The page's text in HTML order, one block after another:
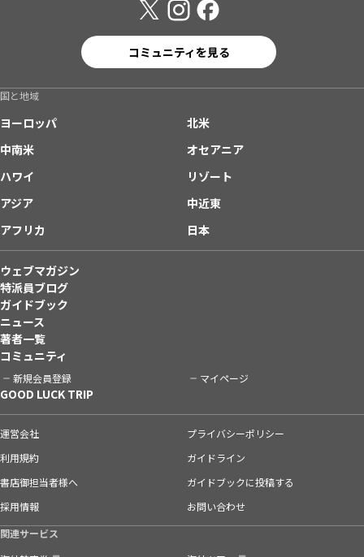
コミュニティを見る
国と地域
ヨーロッパ
北米
中南米
オセアニア
ハワイ
リゾート
アジア
中近東
アフリカ
日本
ウェブマガジン
特派員ブログ
ガイドブック
ニュース
著者一覧
コミュニティ
新規会員登録 マイページ
GOOD LUCK TRIP
運営会社
プライバシーポリシー
利用規約
ガイドライン
書店御担当者様へ
ガイドブックに投稿する
採用情報
お問い合わせ
関連サービス